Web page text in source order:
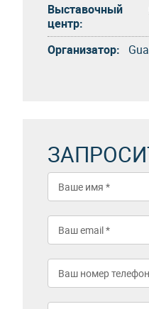
Выставочный
центр:
Организатор: